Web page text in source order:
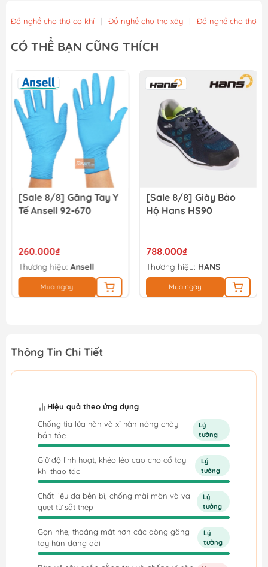
Giày bảo hộ Total TSP202SB.41
385.000₫
Giày bảo hộ Total TSP202SB.40
385.000₫ 450.000₫
Đồ nghề cho thợ cơ khí | Đồ nghề cho thợ xây | Đồ nghề cho thợ
CÓ THỂ BẠN CŨNG THÍCH
[Sale 8/8] Găng Tay Y
Tế Ansell 92-670
260.000₫
Thương hiệu: Ansell
Mua ngay
[Sale 8/8] Giày Bảo
Hộ Hans HS90
788.000₫
Thương hiệu: HANS
Mua ngay
Thông Tin Chi Tiết
Hiệu quả theo ứng dụng
Chống tia lửa hàn và xỉ hàn nóng chảy
bắn tóe
Lý
tưởng
Giữ độ linh hoạt, khéo léo cao cho cổ tay
khi thao tác
Lý
tưởng
Chất liệu da bền bỉ, chống mài mòn và va
quẹt từ sắt thép
Lý
tưởng
Gọn nhẹ, thoáng mát hơn các dòng găng
tay hàn dáng dài
Lý
tưởng